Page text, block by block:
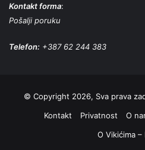
Kontakt forma:
Pošalji poruku
Telefon: +387 62 244 383
© Copyright 2026, Sva prava
Kontakt
Privatnost O
O Vikićima –